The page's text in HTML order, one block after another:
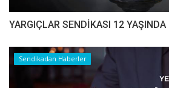
YARGIÇLAR SENDİKASI 12 YAŞINDA
Sendikadan Haberler